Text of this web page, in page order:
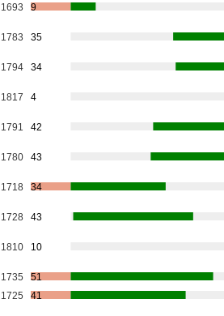
1693 9
1783 35
1794 34
1817 4
1791 42
1780 43
1718 34
1728 43
1810 10
1735
51
1725 41